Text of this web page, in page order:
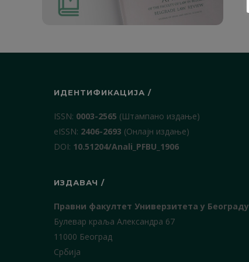
ИДЕНТИФИКАЦИЈА /
ISSN: 0003-2565 (Штампано издање)
еISSN: 2406-2693 (Онлајн издање)
DOI: 10.51204/Anali_PFBU_1906
ИЗДАВАЧ /
Правни факултет Универзитета у Београду
Булевар краља Александра 67
11000 Београд
Србија